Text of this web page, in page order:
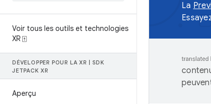
Voir tous les outils et technologies
XR ⍐
DÉVELOPPER POUR LA XR
SDK
JETPACK XR
Aperçu
La